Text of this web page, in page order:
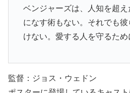
ベンジャーズは、人知を超
になす術もない。それでも
けない。愛する人を守るため
監督：ジョス・ウェドン